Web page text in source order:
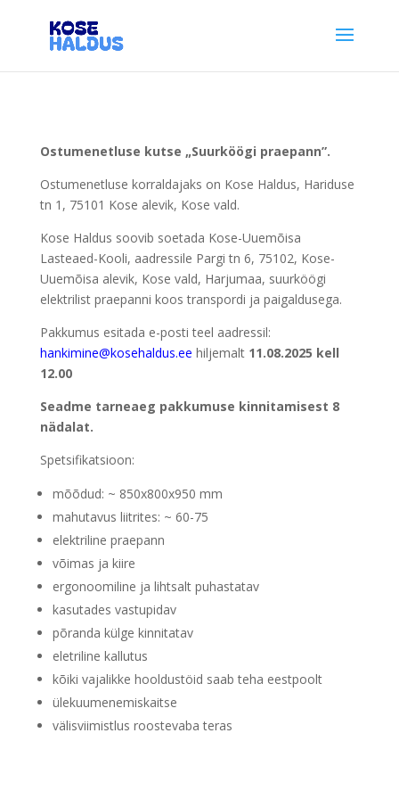
Ostumenetluse kutse „Suurköögi praepann”.
Ostumenetluse korraldajaks on Kose Haldus, Hariduse
tn 1, 75101 Kose alevik, Kose vald.
Kose Haldus soovib soetada Kose-Uuemõisa
Lasteaed-Kooli, aadressile Pargi tn 6, 75102, Kose-
Uuemõisa alevik, Kose vald, Harjumaa, suurköögi
elektrilist praepanni koos transpordi ja paigaldusega.
Pakkumus esitada e-posti teel aadressil:
hankimine@kosehaldus.ee hiljemalt 11.08.2025 kell
12.00
Seadme tarneaeg pakkumuse kinnitamisest 8
nädalat.
Spetsifikatsioon:
mõõdud: ~ 850x800x950 mm
mahutavus liitrites: ~ 60-75
elektriline praepann
võimas ja kiire
ergonoomiline ja lihtsalt puhastatav
kasutades vastupidav
põranda külge kinnitatav
eletriline kallutus
kõiki vajalikke hooldustöid saab teha eestpoolt
ülekuumenemiskaitse
välisviimistlus roostevaba teras